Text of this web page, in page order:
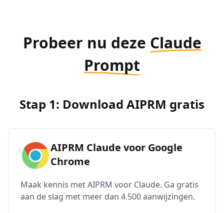
Probeer nu deze Claude
Prompt
Stap 1: Download AIPRM gratis
AIPRM Claude voor Google
Chrome
Maak kennis met AIPRM voor Claude. Ga gratis
aan de slag met meer dan 4.500 aanwijzingen.